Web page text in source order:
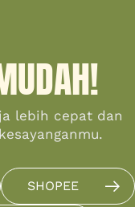
lebih cepat dan
SHOPEE